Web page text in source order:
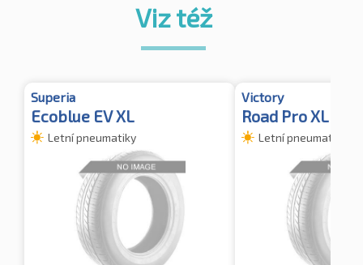
Viz též
Superia
Ecoblue EV XL
Letní pneumatiky
Victory
Road Pro XL
Letní pneumatiky